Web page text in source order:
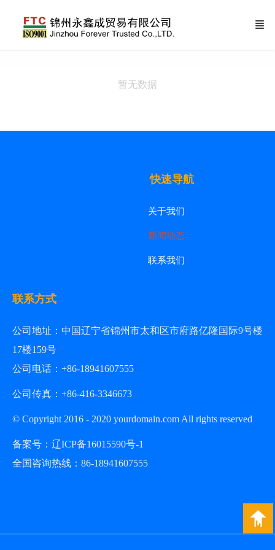
暂无数据
快速导航
关于我们
新闻动态
联系我们
联系方式
公司地址： 中国辽宁省锦州市太和区市府路亿隆国际9号楼
17楼159号
公司电话：+86-18941607555
公司传真：+86-416-3346673
© Copyright 2016 - 2020 yourdomain.com All rights reserved
备案号： 辽ICP备16015590号-1
全国咨询热线： 86-18941607555